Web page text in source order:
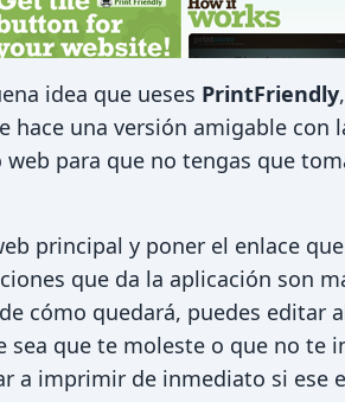
idea que ueses PrintFriendly
hace una versión amigable con
para que no tengas que
principal y poner el enlace
que da la aplicación son
cómo quedará, puedes editar
que te moleste o que no te
a imprimir de inmediato si ese